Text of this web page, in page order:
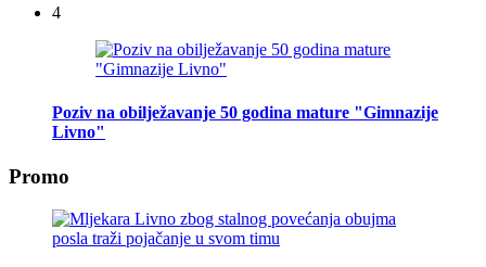
4
Poziv na obilježavanje 50 godina mature "Gimnazije
Livno"
Promo